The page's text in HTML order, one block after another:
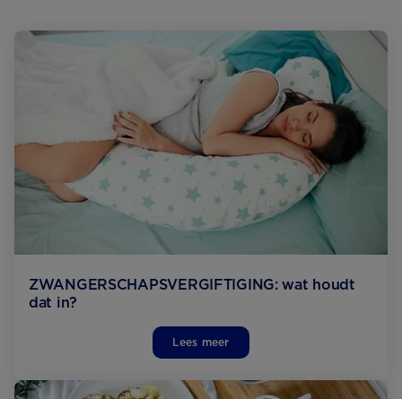
ZWANGERSCHAPS­VERGIFTIGING: wat houdt
dat in?
Lees meer